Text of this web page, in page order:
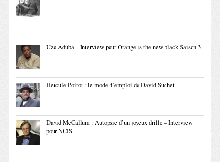
Uzo Aduba – Interview pour Orange is the new black Saison 3
Hercule Poirot : le mode d’emploi de David Suchet
David McCallum : Autopsie d’un joyeux drille – Interview
pour NCIS